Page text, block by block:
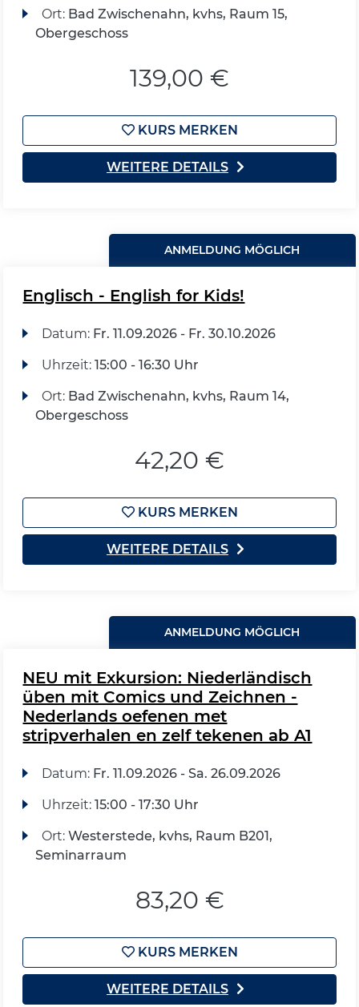
Ort: Bad Zwischenahn, kvhs, Raum 15,
Obergeschoss
139,00 €
KURS MERKEN
WEITERE DETAILS
ANMELDUNG MÖGLICH
Englisch - English for Kids!
Datum: Fr. 11.09.2026 - Fr. 30.10.2026
Uhrzeit: 15:00 - 16:30 Uhr
Ort: Bad Zwischenahn, kvhs, Raum 14,
Obergeschoss
42,20 €
KURS MERKEN
WEITERE DETAILS
ANMELDUNG MÖGLICH
NEU mit Exkursion: Niederländisch
üben mit Comics und Zeichnen -
Nederlands oefenen met
stripverhalen en zelf tekenen ab A1
Datum: Fr. 11.09.2026 - Sa. 26.09.2026
Uhrzeit: 15:00 - 17:30 Uhr
Ort: Westerstede, kvhs, Raum B201,
Seminarraum
83,20 €
KURS MERKEN
WEITERE DETAILS